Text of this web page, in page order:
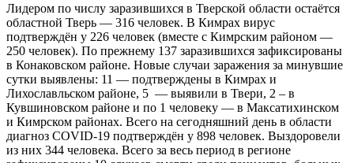
Лидером по числу заразившихся в Тверской области остаётся
областной Тверь — 316 человек. В Кимрах вирус
подтверждён у 226 человек (вместе с Кимрским районом —
250 человек). По прежнему 137 заразившихся зафиксированы
в Конаковском районе. Новые случаи заражения за минувшие
сутки выявлены: 11 — подтверждены в Кимрах и
Лихославльском районе, 5 — выявили в Твери, 2 – в
Кувшиновском районе и по 1 человеку — в Максатихинском
и Кимрском районах. Всего на сегодняшний день в области
диагноз COVID-19 подтверждён у 898 человек. Выздоровели
из них 344 человека. Всего за весь период в регионе